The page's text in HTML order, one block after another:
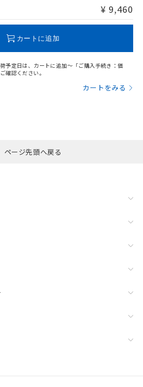
¥ 9,460
カートに追加
予定日は、カートに追加～「ご購入手続き：価
確認ください。
カートをみる
ページ先頭へ戻る